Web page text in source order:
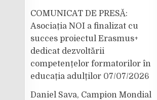
COMUNICAT DE PRESĂ:
Asociația NOI a finalizat cu
succes proiectul Erasmus+
dedicat dezvoltării
competențelor formatorilor în
educația adulților 07/07/2026
Daniel Sava, Campion Mondial